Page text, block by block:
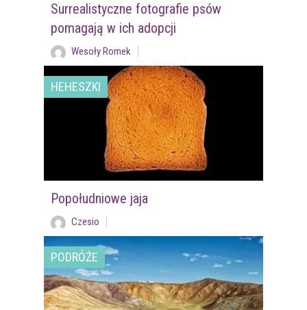
Surrealistyczne fotografie psów
pomagają w ich adopcji
Wesoły Romek
HEHESZKI
Popołudniowe jaja
Czesio
PODRÓŻE